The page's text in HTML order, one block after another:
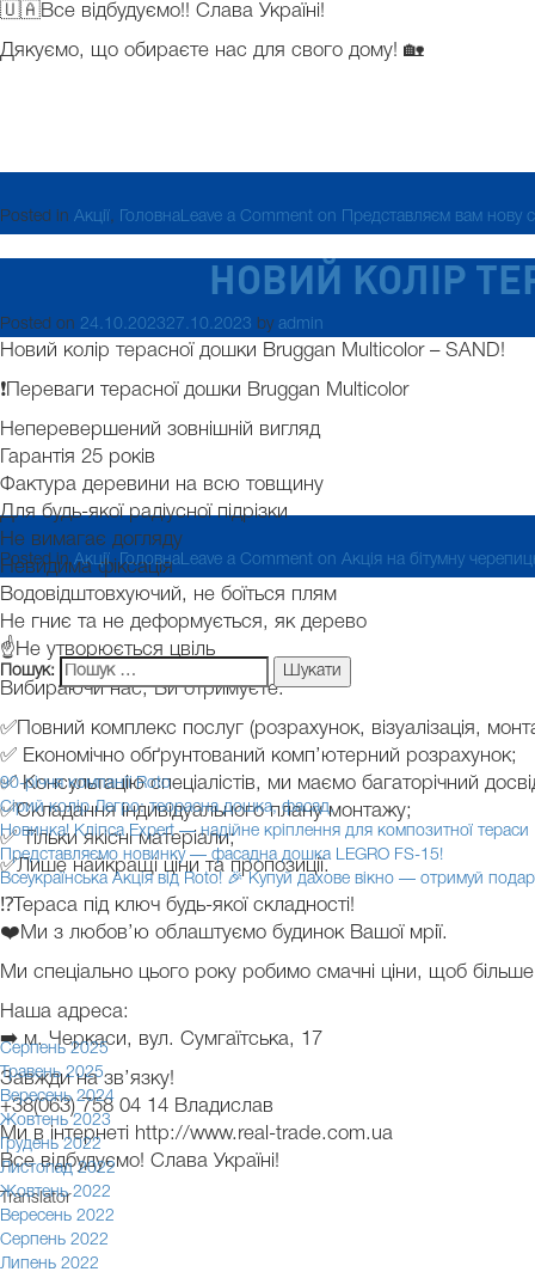
🇺🇦Все відбудуємо!! Слава Україні!
Дякуємо, що обираєте нас для свого дому! 🏡
Posted in Акції, ГоловнаLeave a Comment on Представляєм вам нову
НОВИЙ КОЛІР
Posted on 24.10.202327.10.2023 by admin
Новий колір терасної дошки Bruggan Multicolor – SAND!
❗️Переваги терасної дошки Bruggan Multicolor
Неперевершений зовнішній вигляд
Гарантія 25 років
Фактура деревини на всю товщину
Для будь-якої радіусної підрізки
Не вимагає догляду
Невидима фіксація
Водовідштовхуючий, не боїться плям
Не гниє та не деформується, як дерево
☝Не утворюється цвіль
Вибираючи нас, Ви отримуєте:
✅Повний комплекс послуг (розрахунок, візуалізація,
✅ Економічно обґрунтований комп’ютерний розрахунок;
✅ Консультацію спеціалістів, ми маємо багаторічний
✅Складання індивідуального плану монтажу;
✅ Тільки якісні матеріали;
✅Лише найкращі ціни та пропозиції.
⁉Тераса під ключ будь-якої складності!
❤️Ми з любов’ю облаштуємо будинок Вашої мрії.
Ми спеціально цього року робимо смачні ціни, щоб
Наша адреса:
➡️ м. Черкаси, вул. Сумгаїтська, 17
Завжди на зв’язку!
+38(063) 758 04 14 Владислав
️Ми в інтернеті http://www.real-trade.com.ua
Все відбудуємо! Слава Україні!
Translator
Posted inАкції, ГоловнаLeave a Comment on Акція на бітумну
Пошук:
90-річчя компанії Roto
Сірий колір Легро: теорасна дошка, фасад.
Новинка! Кліпса Expert — надійне кріплення для композитної тераси
Представляємо новинку — фасадна дошка LEGRO FS-15!
Всеукраїнська Акція від Roto! 🎉 Купуй дахове вікно — отримуй
Серпень 2025
Травень 2025
Вересень 2024
Жовтень 2023
Грудень 2022
Листопад 2022
Жовтень 2022
Вересень 2022
Серпень 2022
Липень 2022